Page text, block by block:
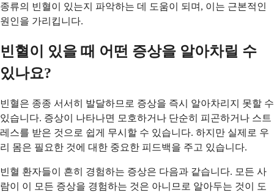
종류의 빈혈이 있는지 파악하는 데 도움이 되며, 이는 근본적인
원인을 가리킵니다.
빈혈이 있을 때 어떤 증상을 알아차릴 수
있나요?
빈혈은 종종 서서히 발달하므로 증상을 즉시 알아차리지 못할 수
있습니다. 증상이 나타나면 모호하거나 단순히 피곤하거나 스트
레스를 받은 것으로 쉽게 무시할 수 있습니다. 하지만 실제로 우
리 몸은 필요한 것에 대한 중요한 피드백을 주고 있습니다.
빈혈 환자들이 흔히 경험하는 증상은 다음과 같습니다. 모든 사
람이 이 모든 증상을 경험하는 것은 아니므로 알아두는 것이 도